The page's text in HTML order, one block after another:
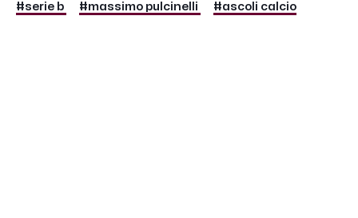
#serie b #massimo pulcinelli #ascoli calcio